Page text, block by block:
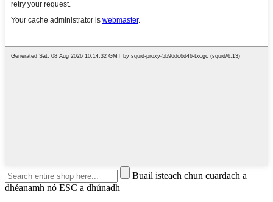
Buail isteach chun cuardach a
dhéanamh nó ESC a dhúnadh